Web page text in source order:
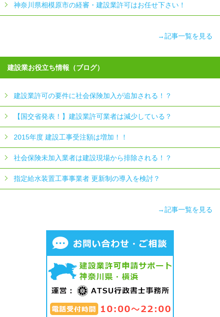
神奈川県相模原市の経審・建設業許可はお任せ下さい！
→記事一覧を見る
建設業お役立ち情報（ブログ）
建設業許可の要件に社会保険加入が追加される！？
【国交省発表！】建設業許可業者は減少している？
2015年度 建設工事受注額は増加！！
社会保険未加入業者は建設現場から排除される！？
指定給水装置工事事業者 更新制の導入を検討？
→記事一覧を見る